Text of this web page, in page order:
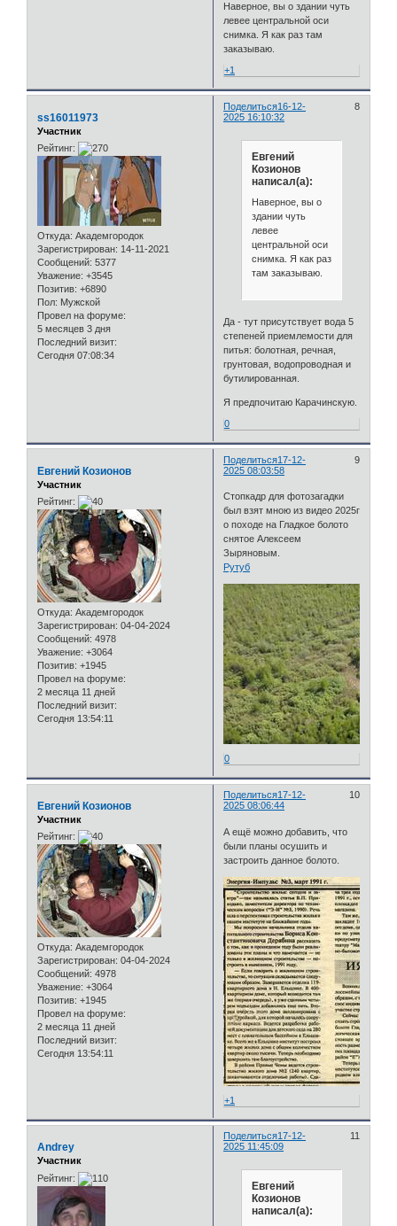
Наверное, вы о здании чуть
левее центральной оси
снимка. Я как раз там
заказываю.
+1
Поделиться 8
16-12-
2025 16:10:32
ss16011973
Участник
Рейтинг:
Откуда: Академгородок
Зарегистрирован: 14-11-2021
Сообщений: 5377
Уважение: +3545
Позитив: +6890
Пол: Мужской
Провел на форуме:
5 месяцев 3 дня
Последний визит:
Сегодня 07:08:34
Евгений
Козионов
написал(а):
Наверное, вы о
здании чуть
левее
центральной оси
снимка. Я как раз
там заказываю.
Да - тут присутствует вода 5
степеней приемлемости для
питья: болотная, речная,
грунтовая, водопроводная и
бутилированная.
Я предпочитаю Карачинскую.
0
Поделиться 9
17-12-
2025 08:03:58
Евгений Козионов
Участник
Рейтинг:
Откуда: Академгородок
Зарегистрирован: 04-04-2024
Сообщений: 4978
Уважение: +3064
Позитив: +1945
Провел на форуме:
2 месяца 11 дней
Последний визит:
Сегодня 13:54:11
Стопкадр для фотозагадки
был взят мною из видео 2025г
о походе на Гладкое болото
снятое Алексеем
Зыряновым.
Рутуб
0
Поделиться 10
17-12-
2025 08:06:44
Евгений Козионов
Участник
Рейтинг:
Откуда: Академгородок
Зарегистрирован: 04-04-2024
Сообщений: 4978
Уважение: +3064
Позитив: +1945
Провел на форуме:
2 месяца 11 дней
Последний визит:
Сегодня 13:54:11
А ещё можно добавить, что
были планы осушить и
застроить данное болото.
+1
Поделиться 11
17-12-
2025 11:45:09
Andrey
Участник
Рейтинг:
Евгений
Козионов
написал(а):